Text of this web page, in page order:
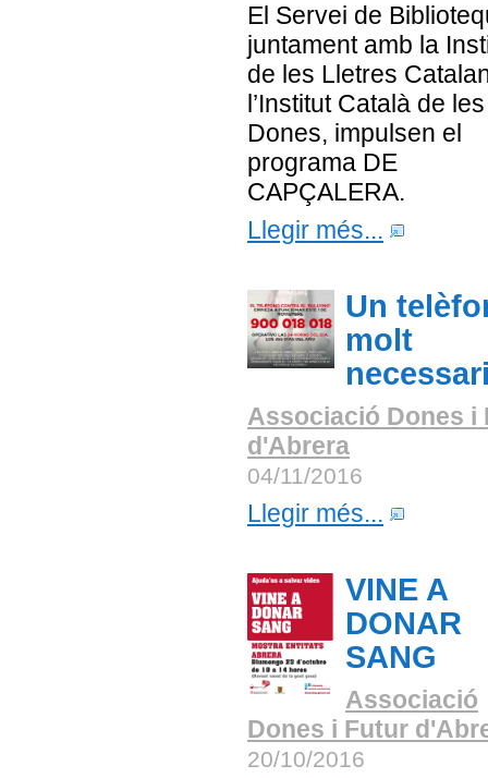
El Servei de
juntament amb la
de les Lletres
l’Institut Català de les
Dones, impulsen el
programa DE
CAPÇALERA.
Llegir més...
Un
molt
Associació Dones i
d'Abrera
04/11/2016
Llegir més...
VINE A
DONAR
SANG
Associació
Dones i Futur
20/10/2016